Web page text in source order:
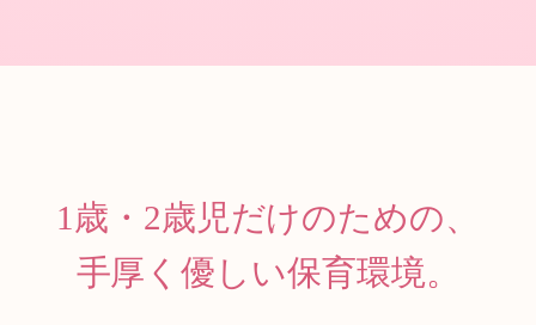
1歳・2歳児だけのための、
手厚く優しい保育環境。